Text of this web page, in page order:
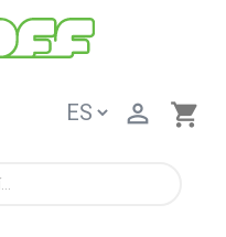
shopping_cart
